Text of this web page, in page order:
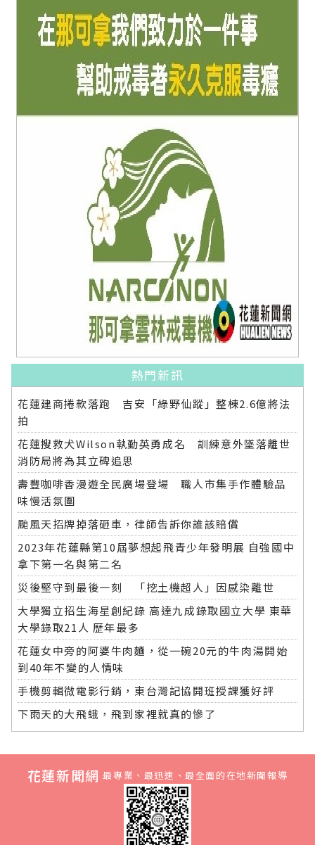
熱門新訊
花蓮建商捲款落跑 吉安「綠野仙蹤」整棟2.6億將法
拍
花蓮搜救犬Wilson執勤英勇成名 訓練意外墜落離世
消防局將為其立碑追思
壽豐咖啡香漫遊全民廣場登場 職人市集手作體驗品
味慢活氛圍
颱風天招牌掉落砸車，律師告訴你誰該賠償
2023年花蓮縣第10屆夢想起飛青少年發明展 自強國中
拿下第一名與第二名
災後堅守到最後一刻 「挖土機超人」因感染離世
大學獨立招生海星創紀錄 高達九成錄取國立大學 東華
大學錄取21人 歷年最多
花蓮女中旁的阿婆牛肉麵，從一碗20元的牛肉湯開始
到40年不變的人情味
手機剪輯微電影行銷，東台灣記協開班授課獲好評
下雨天的大飛蛾，飛到家裡就真的慘了
花蓮新聞網 最專業、最迅速、最全面的在地新聞報導